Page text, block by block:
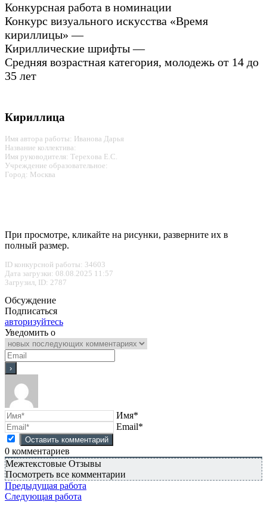
Конкурсная работа в номинации
Конкурс визуального искусства «Время
кириллицы» —
Кириллические шрифты —
Средняя возрастная категория, молодежь от 14 до
35 лет
Кириллица
Имя автора работы: Иванова Дарья
Название коллектива:
Имя руководителя: Терехова Е.С.
Учреждение образовательное:
Город: Москва
При просмотре, кликайте на рисунки, разверните их в
полный размер.
ID конкурсной работы: 34603
Дата загрузки: 08.08.2025 11:57
Загрузил, ID: 2787
Обсуждение
Подписаться
авторизуйтесь
Уведомить о
Имя*
Email*
0 комментариев
Межтекстовые Отзывы
Посмотреть все комментарии
Предыдущая работа
Следующая работа